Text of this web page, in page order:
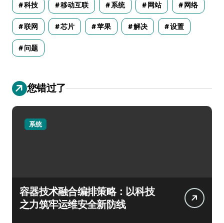
科技 移动互联 系统 网站 网络
联网 芯片 苹果 解决 设置
问题
您错过了
系统
容器技术融合编排策略：以科技
之力筑牢运维安全新防线